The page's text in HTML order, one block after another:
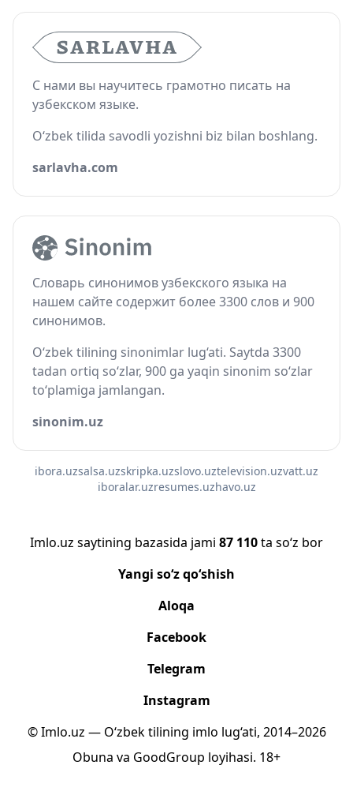
С нами вы научитесь грамотно писать на
узбекском языке.
O‘zbek tilida savodli yozishni biz bilan boshlang.
sarlavha.com
Словарь синонимов узбекского языка на
нашем сайте содержит более 3300 слов и 900
синонимов.
O‘zbek tilining sinonimlar lug‘ati. Saytda 3300
tadan ortiq so‘zlar, 900 ga yaqin sinonim so‘zlar
to‘plamiga jamlangan.
sinonim.uz
ibora.uzsalsa.uzskripka.uzslovo.uztelevision.uzvatt.uz
iboralar.uzresumes.uzhavo.uz
Imlo.uz saytining bazasida jami 87 110ta so‘z bor
Yangi so‘z qo‘shish
Aloqa
Facebook
Telegram
Instagram
© Imlo.uz — O‘zbek tilining imlo lug‘ati, 2014–2026
Obuna va GoodGroup loyihasi. 18+